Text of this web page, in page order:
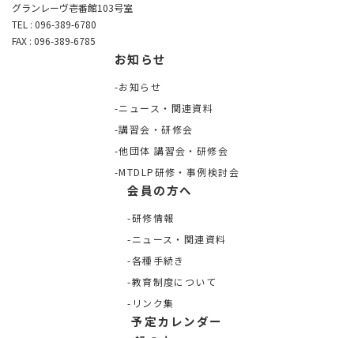
グランレーヴ壱番館103号室
TEL : 096-389-6780
FAX : 096-389-6785
お知らせ
お知らせ
ニュース・関連資料
講習会・研修会
他団体 講習会・研修会
MTDLP研修・事例検討会
会員の方へ
研修情報
ニュース・関連資料
各種手続き
教育制度について
リンク集
予定カレンダー